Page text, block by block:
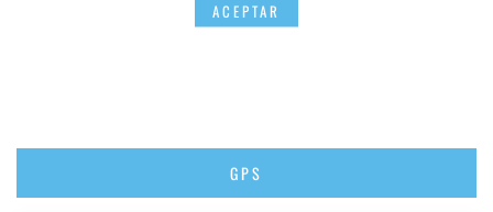
ACEPTAR
GPS